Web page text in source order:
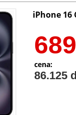
iPhone 16
689
cena:
86.125